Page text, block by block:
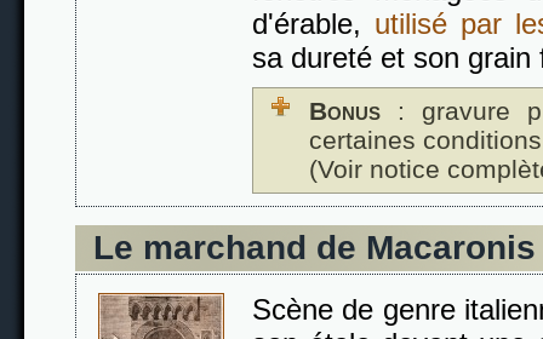
d'érable, utilisé par
sa dureté et son grain
Bonus : gravure
certaines
(Voir notice
Le marchand de Macaronis
Scène de genre